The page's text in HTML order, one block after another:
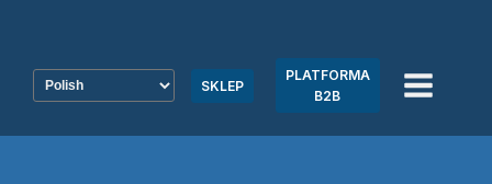
SKLEP
PLATFORMA
B2B